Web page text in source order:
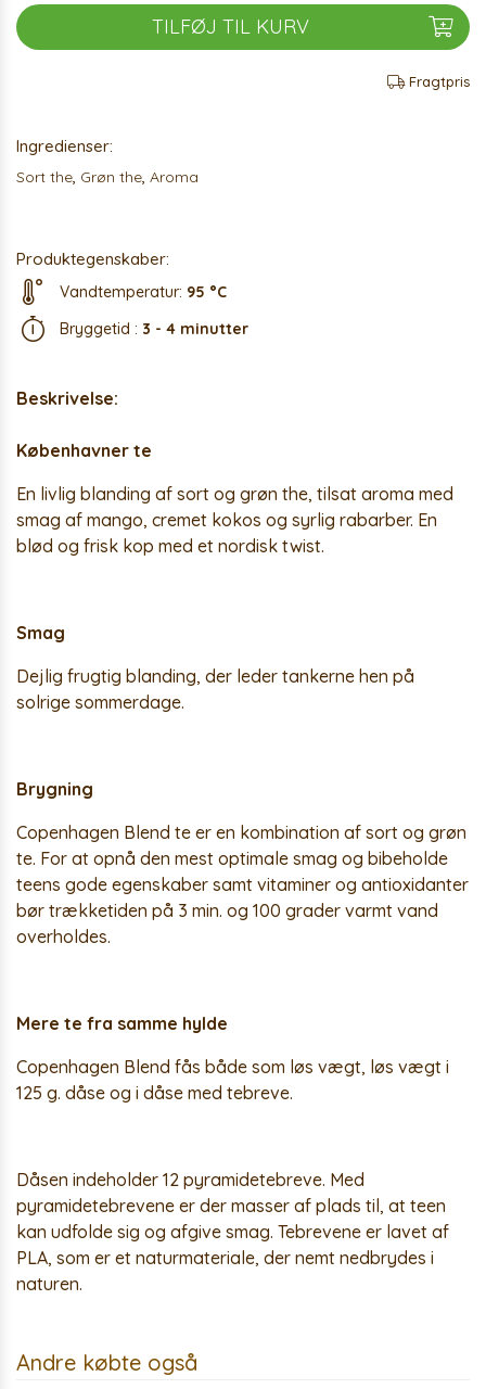
TILFØJ TIL KURV
Fragtpris
Ingredienser:
Sort the, Grøn the, Aroma
Produktegenskaber:
Vandtemperatur: 95 °C
Bryggetid : 3 - 4 minutter
Beskrivelse:
Københavner te
En livlig blanding af sort og grøn the, tilsat aroma med
smag af mango, cremet kokos og syrlig rabarber. En
blød og frisk kop med et nordisk twist.
Smag
Dejlig frugtig blanding, der leder tankerne hen på
solrige sommerdage.
Brygning
Copenhagen Blend te er en kombination af sort og grøn
te. For at opnå den mest optimale smag og bibeholde
teens gode egenskaber samt vitaminer og antioxidanter
bør trækketiden på 3 min. og 100 grader varmt vand
overholdes.
Mere te fra samme hylde
Copenhagen Blend fås både som løs vægt, løs vægt i
125 g. dåse og i dåse med tebreve.
Dåsen indeholder 12 pyramidetebreve. Med
pyramidetebrevene er der masser af plads til, at teen
kan udfolde sig og afgive smag. Tebrevene er lavet af
PLA, som er et naturmateriale, der nemt nedbrydes i
naturen.
Andre købte også